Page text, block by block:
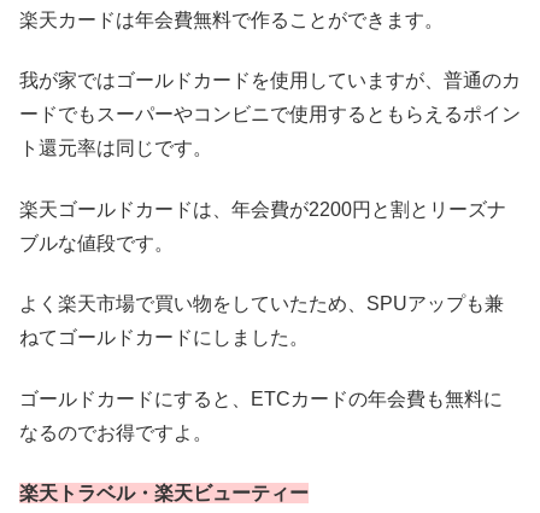
楽天カードは年会費無料で作ることができます。
我が家ではゴールドカードを使用していますが、普通のカ
ードでもスーパーやコンビニで使用するともらえるポイン
ト還元率は同じです。
楽天ゴールドカードは、年会費が2200円と割とリーズナ
ブルな値段です。
よく楽天市場で買い物をしていたため、SPUアップも兼
ねてゴールドカードにしました。
ゴールドカードにすると、ETCカードの年会費も無料に
なるのでお得ですよ。
楽天トラベル・楽天ビューティー